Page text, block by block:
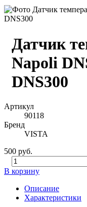
Датчик
Napoli
DNS300
Артикул
90118
Бренд
VISTA
500 руб.
В корзину
Описание
Характеристики